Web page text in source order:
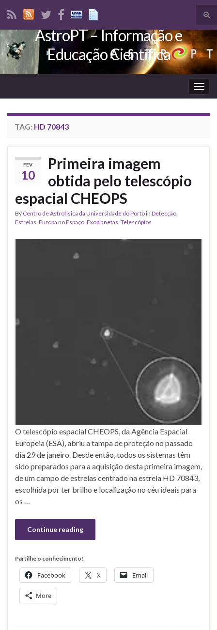
Search for:
AstroPT – Informação e
Educação Científica
TAG: HD 70843
FEV
10
Primeira imagem
obtida pelo telescópio
espacial CHEOPS
By Centro de Astrofísica da Universidade do Portoin Detecção,
Estrelas, Europa no Espaço, Exoplanetas, Telescópios
O telescópio espacial CHEOPS, da Agência Espacial
Europeia (ESA), abriu a tampa de proteção no passado
dia 29 de janeiro. Desde então, todos os sistemas têm
sido preparados para a aquisição desta primeira imagem,
de um campo de estrelas centrado na estrela HD 70843,
escolhida por ter brilho e localização no céu ideais para
os …
Continue reading
Partilhe o conhecimento!
Facebook X Email
More